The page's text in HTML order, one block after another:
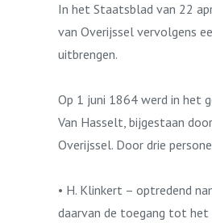
In het Staatsblad van 22
van Overijssel vervolgens
uitbrengen.
Op 1 juni 1864 werd in het
Van Hasselt, bijgestaan
Overijssel. Door drie
• H. Klinkert – optredend
daarvan de toegang tot